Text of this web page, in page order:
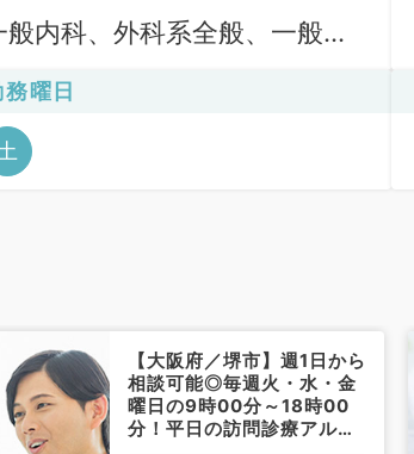
般内科、外科系全般、一般外
曜日
土
【大阪府／堺市】週1日から
相談可能◎毎週火・水・金
曜日の9時00分～18時00
分！平日の訪問診療アルバ